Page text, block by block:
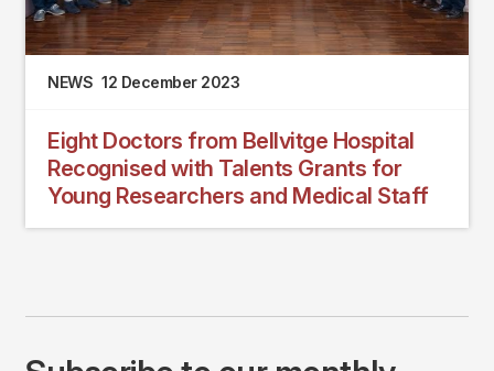
NEWS 12 December 2023
Eight Doctors from Bellvitge Hospital
Recognised with Talents Grants for
Young Researchers and Medical Staff